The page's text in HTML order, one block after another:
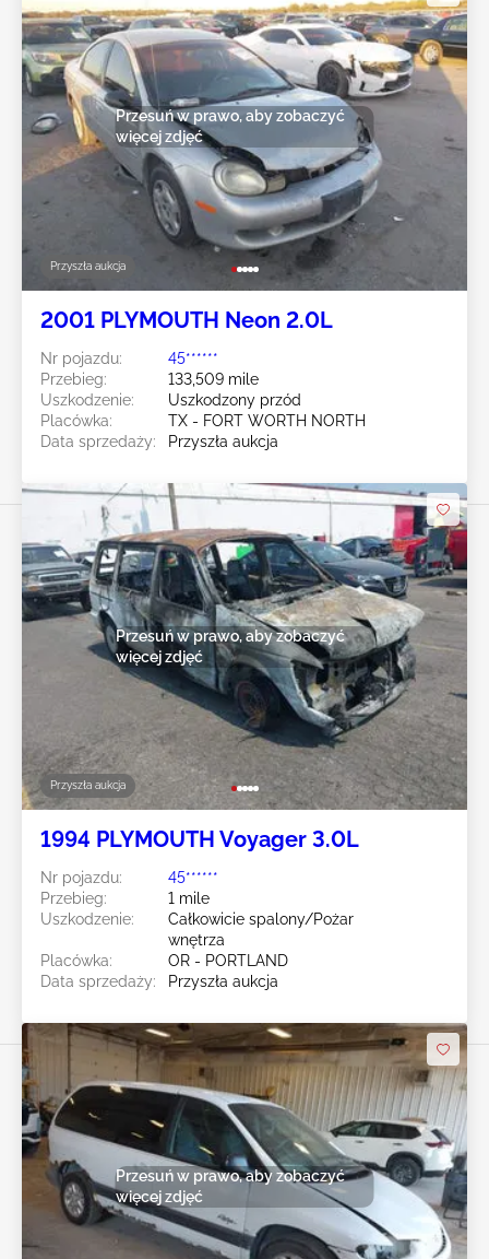
Przyszła aukcja
Przesuń w prawo, aby zobaczyć
więcej zdjęć
2001 PLYMOUTH Neon 2.0L
Nr pojazdu:
45******
Przebieg:
133,509 mile
Uszkodzenie:
Uszkodzony przód
Placówka:
TX - FORT WORTH NORTH
Data sprzedaży:
Przyszła aukcja
Przyszła aukcja
Przesuń w prawo, aby zobaczyć
więcej zdjęć
1994 PLYMOUTH Voyager 3.0L
Nr pojazdu:
45******
Przebieg:
1 mile
Uszkodzenie:
Całkowicie spalony/Pożar
wnętrza
Placówka:
OR - PORTLAND
Data sprzedaży:
Przyszła aukcja
Przesuń w prawo, aby zobaczyć
więcej zdjęć